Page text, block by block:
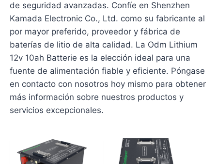
de seguridad avanzadas. Confíe en Shenzhen
Kamada Electronic Co., Ltd. como su fabricante al
por mayor preferido, proveedor y fábrica de
baterías de litio de alta calidad. La Odm Lithium
12v 10ah Batterie es la elección ideal para una
fuente de alimentación fiable y eficiente. Póngase
en contacto con nosotros hoy mismo para obtener
más información sobre nuestros productos y
servicios excepcionales.